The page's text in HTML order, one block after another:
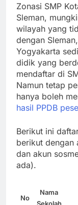
Zonasi SMP
Sleman,
wilayah yang
dengan
Yogyakarta
didik yang
mendaftar di
Namun tetap
hanya boleh
hasil PPDB
Berikut ini
berikut dengan
dan akun
ada).
No
Nama